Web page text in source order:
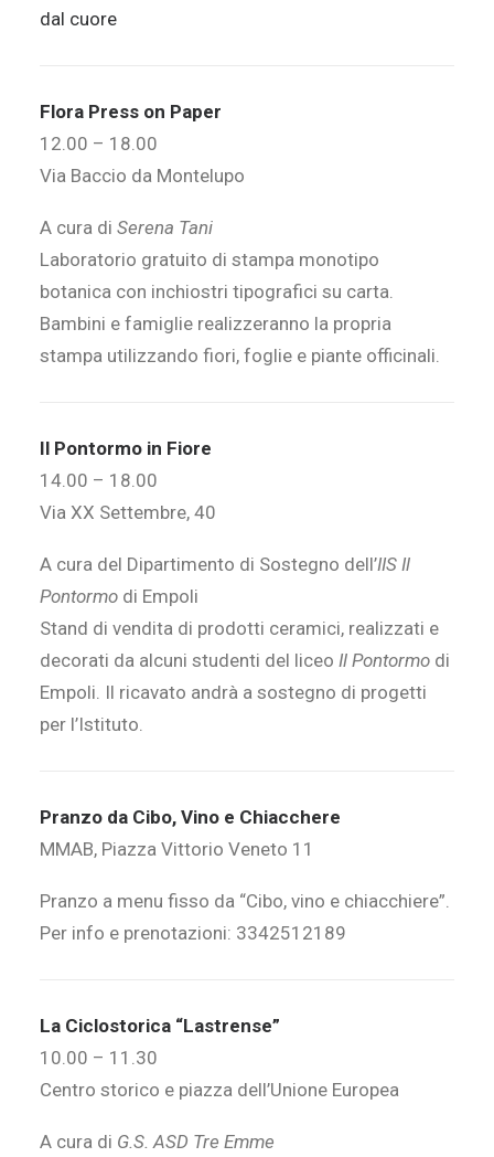
dal cuore
Flora Press on Paper
12.00 – 18.00
Via Baccio da Montelupo
A cura di Serena Tani
Laboratorio gratuito di stampa monotipo
botanica con inchiostri tipografici su carta.
Bambini e famiglie realizzeranno la propria
stampa utilizzando fiori, foglie e piante officinali.
Il Pontormo in Fiore
14.00 – 18.00
Via XX Settembre, 40
A cura del Dipartimento di Sostegno dell’IIS Il
Pontormo di Empoli
Stand di vendita di prodotti ceramici, realizzati e
decorati da alcuni studenti del liceo Il Pontormo di
Empoli. Il ricavato andrà a sostegno di progetti
per l’Istituto.
Pranzo da Cibo, Vino e Chiacchere
MMAB, Piazza Vittorio Veneto 11
Pranzo a menu fisso da “Cibo, vino e chiacchiere”.
Per info e prenotazioni: 3342512189
La Ciclostorica “Lastrense”
10.00 – 11.30
Centro storico e piazza dell’Unione Europea
A cura di G.S. ASD Tre Emme